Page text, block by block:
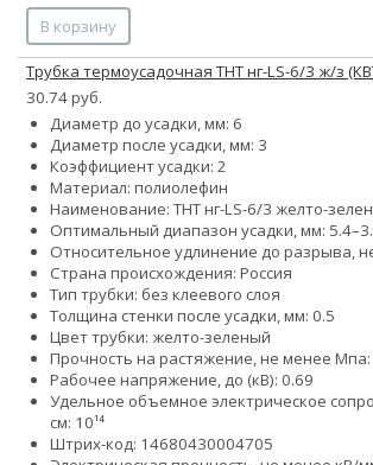
В корзину
Трубка термоусадочная ТНТ нг-LS-6/3 ж/з
30.74 руб.
Диаметр до усадки, мм: 6
Диаметр после усадки, мм: 3
Коэффициент усадки: 2
Материал: полиолефин
Наименование: ТНТ нг-LS-6/3 желто-
Оптимальный диапазон усадки, мм:
Относительное удлинение до разрыва,
Страна происхождения: Россия
Тип трубки: без клеевого слоя
Толщина стенки после усадки, мм: 0.5
Цвет трубки: желто-зеленый
Прочность на растяжение, не менее Мпа:
Рабочее напряжение, до (кВ): 0.69
Удельное объемное электрическое
см: 10¹⁴
Штрих-код: 14680430004705